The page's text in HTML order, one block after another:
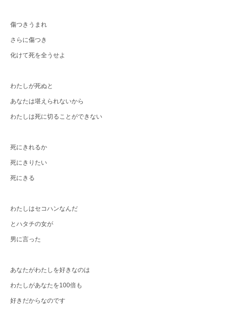
傷つきうまれ
さらに傷つき
化けて死を全うせよ
わたしが死ぬと
あなたは堪えられないから
わたしは死に切ることができない
死にきれるか
死にきりたい
死にきる
わたしはセコハンなんだ
とハタチの女が
男に言った
あなたがわたしを好きなのは
わたしがあなたを100倍も
好きだからなのです